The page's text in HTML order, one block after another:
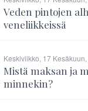
Veden pintojen
veneliikkeissä
Keskiviikko, 17
Mistä maksan ja
minnekin?